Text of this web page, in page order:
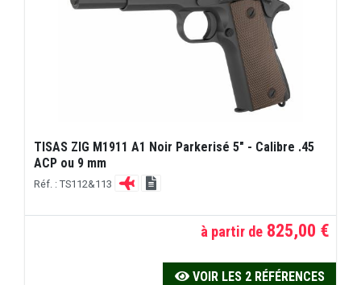
TISAS ZIG M1911 A1 Noir Parkerisé 5" - Calibre .45
ACP ou 9 mm
Réf. : TS112&113
à partir de 825,00 €
VOIR LES 2 RÉFÉRENCES